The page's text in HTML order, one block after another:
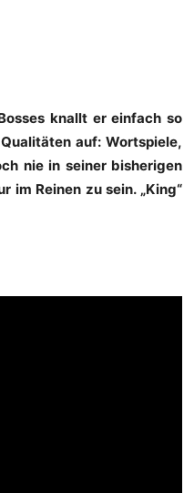
knallt er einfach so
auf: Wortspiele,
nie in seiner bisherigen
im Reinen zu sein. „King“